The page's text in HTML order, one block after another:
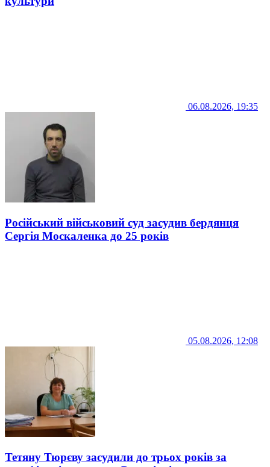
06.08.2026, 19:35
Російський військовий суд засудив бердянця
Сергія Москаленка до 25 років
05.08.2026, 12:08
Тетяну Тюрєву засудили до трьох років за